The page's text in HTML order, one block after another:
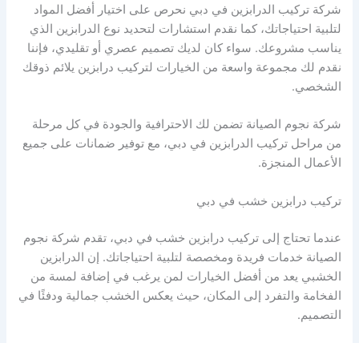
شركة تركيب الدرابزين في دبي نحرص على اختيار أفضل المواد
لتلبية احتياجاتك، كما نقدم استشارات لتحديد نوع الدرابزين الذي
يناسب مشروعك. سواء كان لديك تصميم عصري أو تقليدي، فإننا
نقدم لك مجموعة واسعة من الخيارات لتركيب درابزين يلائم ذوقك
الشخصي.
شركة نجوم الصيانة تضمن لك الاحترافية والجودة في كل مرحلة
من مراحل تركيب الدرابزين في دبي، مع توفير ضمانات على جميع
الأعمال المنجزة.
تركيب درابزين خشب في دبي
عندما تحتاج إلى تركيب درابزين خشب في دبي، تقدم شركة نجوم
الصيانة خدمات فريدة ومخصصة لتلبية احتياجاتك. إن الدرابزين
الخشبي يعد من أفضل الخيارات لمن يرغب في إضافة لمسة من
الفخامة والتفرد إلى المكان، حيث يعكس الخشب جمالية ودفئًا في
التصميم.